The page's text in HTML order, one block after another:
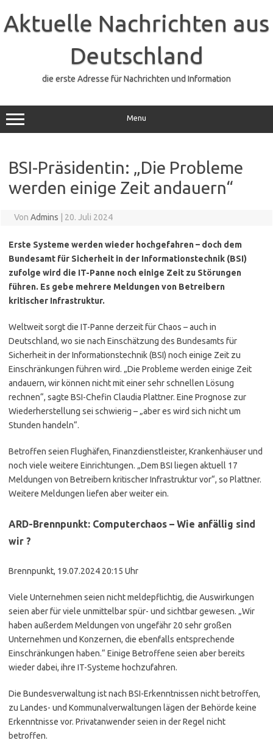
springen
Aktuelle Nachrichten aus
Deutschland
die erste Adresse für Nachrichten und Information
Menu
BSI-Präsidentin: „Die Probleme
werden einige Zeit andauern“
Von Admins 20. Juli 2024
Erste Systeme werden wieder hochgefahren – doch dem
Bundesamt für Sicherheit in der Informationstechnik (BSI)
zufolge wird die IT-Panne noch einige Zeit zu Störungen
führen. Es gebe mehrere Meldungen von Betreibern
kritischer Infrastruktur.
Weltweit sorgt die IT-Panne derzeit für Chaos – auch in
Deutschland, wo sie nach Einschätzung des Bundesamts für
Sicherheit in der Informationstechnik (BSI) noch einige Zeit zu
Einschränkungen führen wird. „Die Probleme werden einige Zeit
andauern, wir können nicht mit einer sehr schnellen Lösung
rechnen“, sagte BSI-Chefin Claudia Plattner. Eine Prognose zur
Wiederherstellung sei schwierig – „aber es wird sich nicht um
Stunden handeln“.
Betroffen seien Flughäfen, Finanzdienstleister, Krankenhäuser und
noch viele weitere Einrichtungen. „Dem BSI liegen aktuell 17
Meldungen von Betreibern kritischer Infrastruktur vor“, so Plattner.
Weitere Meldungen liefen aber weiter ein.
ARD-Brennpunkt: Computerchaos – Wie anfällig sind
wir ?
Brennpunkt, 19.07.2024 20:15 Uhr
Viele Unternehmen seien nicht meldepflichtig, die Auswirkungen
seien aber für viele unmittelbar spür- und sichtbar gewesen. „Wir
haben außerdem Meldungen von ungefähr 20 sehr großen
Unternehmen und Konzernen, die ebenfalls entsprechende
Einschränkungen haben.“ Einige Betroffene seien aber bereits
wieder dabei, ihre IT-Systeme hochzufahren.
Die Bundesverwaltung ist nach BSI-Erkenntnissen nicht betroffen,
zu Landes- und Kommunalverwaltungen lägen der Behörde keine
Erkenntnisse vor. Privatanwender seien in der Regel nicht
betroffen.